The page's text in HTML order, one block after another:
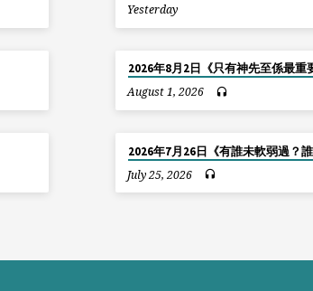
Yesterday
2026年8月2日《只有神先至係最重
August 1, 2026
2026年7月26日《有誰未軟弱過？
July 25, 2026